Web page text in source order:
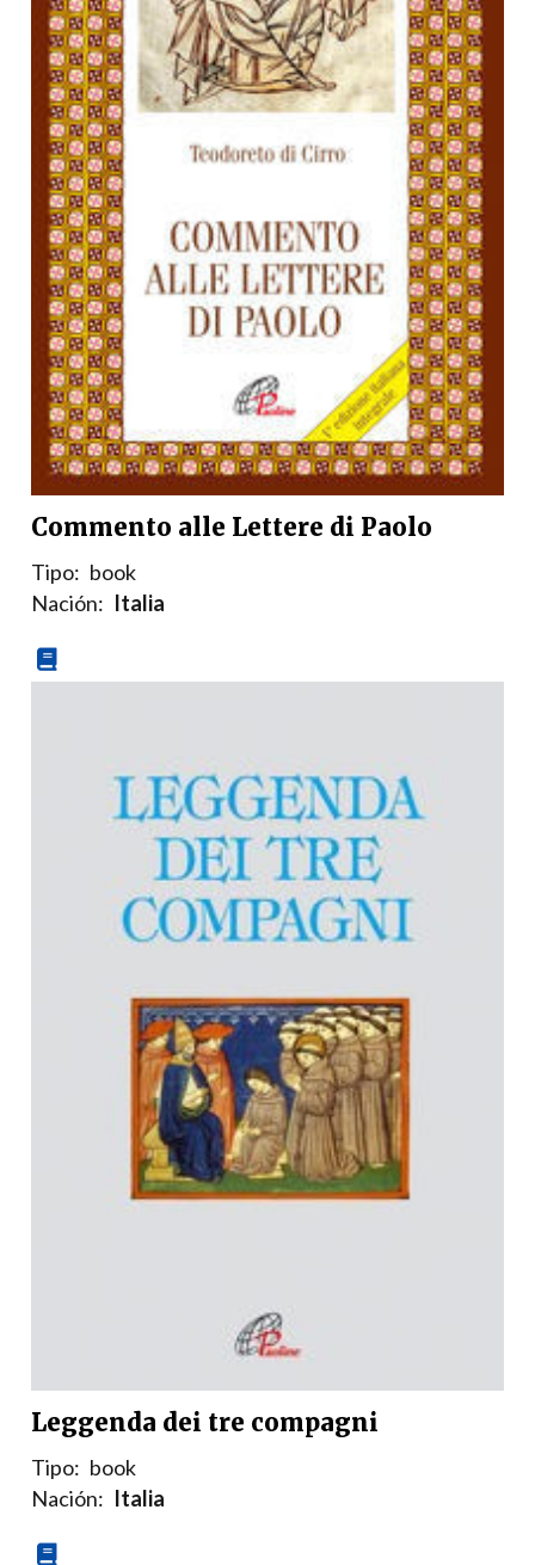
Commento alle Lettere di Paolo
Tipo: book
Nación: Italia
Leggenda dei tre compagni
Tipo: book
Nación: Italia